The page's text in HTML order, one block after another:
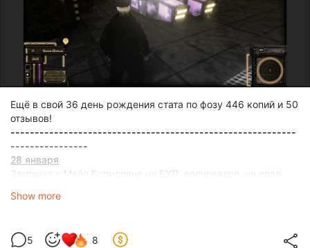
Ещё в свой 36 день рождения стата по фозу 446 копий и 50
отзывов!
-----------------------------------------------------------
----------------
28 января
Заглянул к Майе Борисовне на БХП, волновался, не спал
нёс бредик!
Show more
5 8